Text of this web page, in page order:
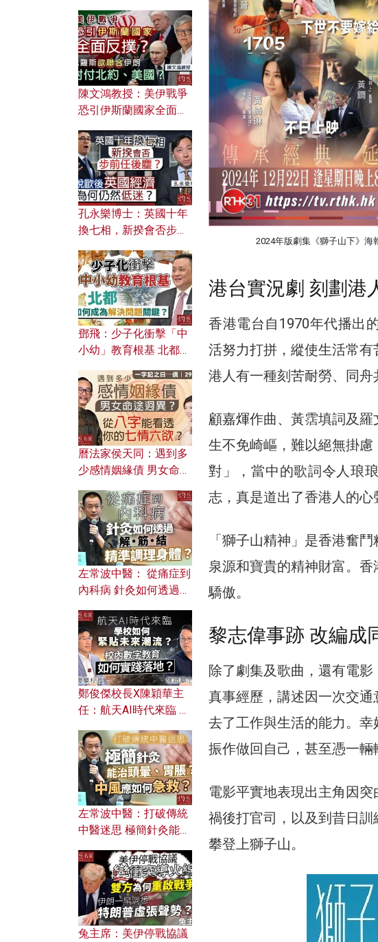
2024年版劇集《獅子山下》海
港台實況劇 刻劃港
香港電台自1970年代播出
活努力打拼，縱使生活常
港人有一種刻苦耐勞、同舟
顧嘉煇作曲、黃霑填詞及
生不免崎嶇，難以絕無掛
對」，當中的歌詞令人琅
志，真是道出了香港人的心
「獅子山精神」是香港奮
泉源和寶貴的精神財富。
驕傲。
黎志偉事跡 改編成
除了劇集及歌曲，還有電
真事經歷，講述因一次交
去了工作與生活的能力。
振作做回自己，甚至憑一輛
電影平實地表現出主角因
禍後打官司，以及到昔日
攀登上獅子山。
文之美？ 日常寫作如何
應用？
陳文鴻教授：美伊戰爭
恐引伊斯蘭國家全面反
對付北約美國？
孔永樂博士：英國十年
換七相，新揆會否步前
濟為何仍然低迷？
鄧飛：少子化衝擊「中
小幼」教育根基 北都如
曆法家侯天同：遇到多
少感情姻緣債 男女命途
的七情六欲？
左常波中醫： 從痛症到
內科病 針灸如何透過解
鄭俊傑校長X陳穎華主
任：航天AI時代來臨 學
校內數字教育如何實踐
落地？
左常波中醫：打破傳統
中醫迷思 極簡針灸能治
何急救？
兔主席：美伊停戰協議